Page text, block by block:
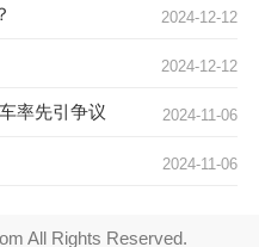
2024-12-12
2024-12-12
率先引争议 2024-11-06
2024-11-06
All Rights Reserved.